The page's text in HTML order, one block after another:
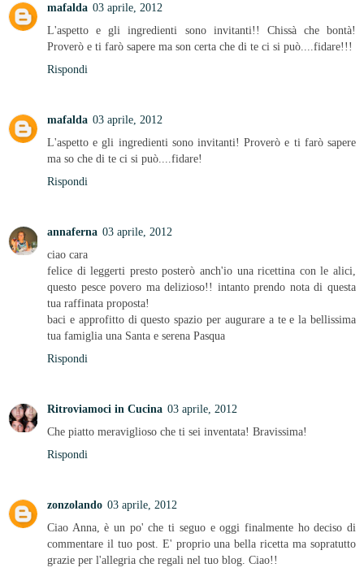
mafalda 03 aprile, 2012
L'aspetto e gli ingredienti sono invitanti!! Chissà che bontà!
Proverò e ti farò sapere ma son certa che di te ci si può....fidare!!!
Rispondi
mafalda 03 aprile, 2012
L'aspetto e gli ingredienti sono invitanti! Proverò e ti farò sapere
ma so che di te ci si può....fidare!
Rispondi
annaferna 03 aprile, 2012
ciao cara
felice di leggerti presto posterò anch'io una ricettina con le alici,
questo pesce povero ma delizioso!! intanto prendo nota di questa
tua raffinata proposta!
baci e approfitto di questo spazio per augurare a te e la bellissima
tua famiglia una Santa e serena Pasqua
Rispondi
Ritroviamoci in Cucina 03 aprile, 2012
Che piatto meraviglioso che ti sei inventata! Bravissima!
Rispondi
zonzolando 03 aprile, 2012
Ciao Anna, è un po' che ti seguo e oggi finalmente ho deciso di
commentare il tuo post. E' proprio una bella ricetta ma sopratutto
grazie per l'allegria che regali nel tuo blog. Ciao!!